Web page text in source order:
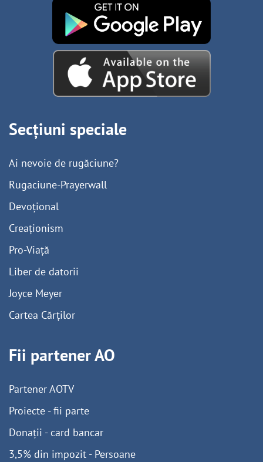
Secțiuni speciale
Ai nevoie de rugăciune?
Rugaciune-Prayerwall
Devoțional
Creaționism
Pro-Viață
Liber de datorii
Joyce Meyer
Cartea Cărților
Fii partener AO
Partener AOTV
Proiecte - fii parte
Donații - card bancar
3,5% din impozit - Persoane